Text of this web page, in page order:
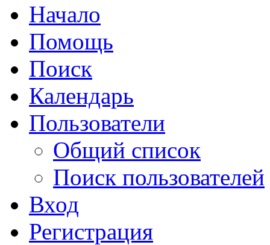
Начало
Помощь
Поиск
Календарь
Пользователи
Общий список
Поиск пользователей
Вход
Регистрация